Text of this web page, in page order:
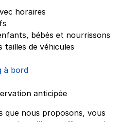
horaires
bébés et nourrissons
de véhicules
à bord
anticipée
que nous proposons, vous